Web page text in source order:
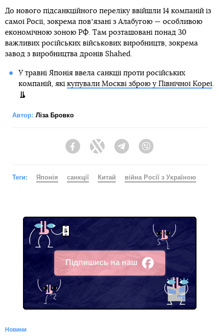
До нового підсанкційного переліку ввійшли 14 компаній із
самої Росії, зокрема повʼязані з Алабугою — особливою
економічною зоною РФ. Там розташовані понад 30
важливих російських військових виробництв, зокрема
завод з виробництва дронів Shahed.
У травні Японія ввела санкції проти російських
компаній, які купували Москві зброю у Північної Кореї.
Автор: Ліза Бровко
FacebookTwitter Telegram
Теги: Японія санкції Китай війна Росії з Україною
Підпишись на наш
Facebook
Новини